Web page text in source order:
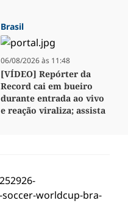
Brasil
06/08/2026 às 11:48
[VÍDEO] Repórter da
Record cai em bueiro
durante entrada ao vivo
e reação viraliza; assista